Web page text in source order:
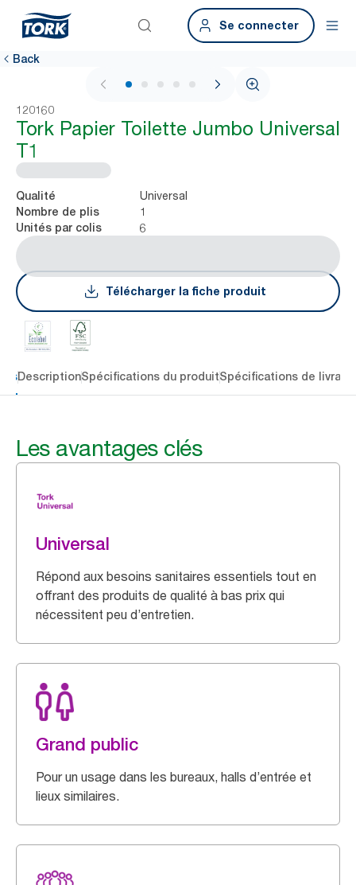
Se connecter
Back
1 / 5
120160
Tork Papier Toilette Jumbo Universal
T1
Qualité Universal
Nombre de plis 1
Unités par colis 6
Télécharger la fiche produit
DescriptionSpécifications du produitSpécifications de
Les avantages clés
Universal
Répond aux besoins sanitaires essentiels tout en
offrant des produits de qualité à bas prix qui
nécessitent peu d’entretien.
Grand public
Pour un usage dans les bureaux, halls d’entrée et
lieux similaires.